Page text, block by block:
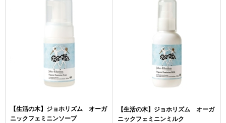
【生活の木】ジョホリズム オーガ
ニックフェミニンソープ
【生活の木】ジョホリズム オーガ
ニックフェミニンミルク